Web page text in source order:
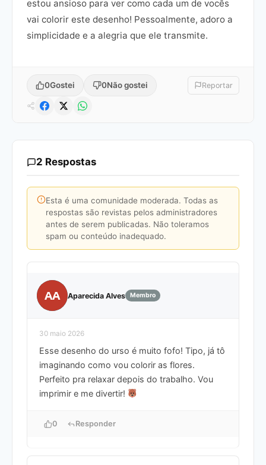
estou ansioso para ver como cada um de vocês
vai colorir este desenho! Pessoalmente, adoro a
simplicidade e a alegria que ele transmite.
0Gostei 0Não gostei Reportar
2 Respostas
Esta é uma comunidade moderada. Todas as
respostas são revistas pelos administradores
antes de serem publicadas. Não toleramos
spam ou conteúdo inadequado.
AA Aparecida Alves Membro
30 maio 2026
Esse desenho do urso é muito fofo! Tipo, já tô
imaginando como vou colorir as flores.
Perfeito pra relaxar depois do trabalho. Vou
imprimir e me divertir!
0 Responder